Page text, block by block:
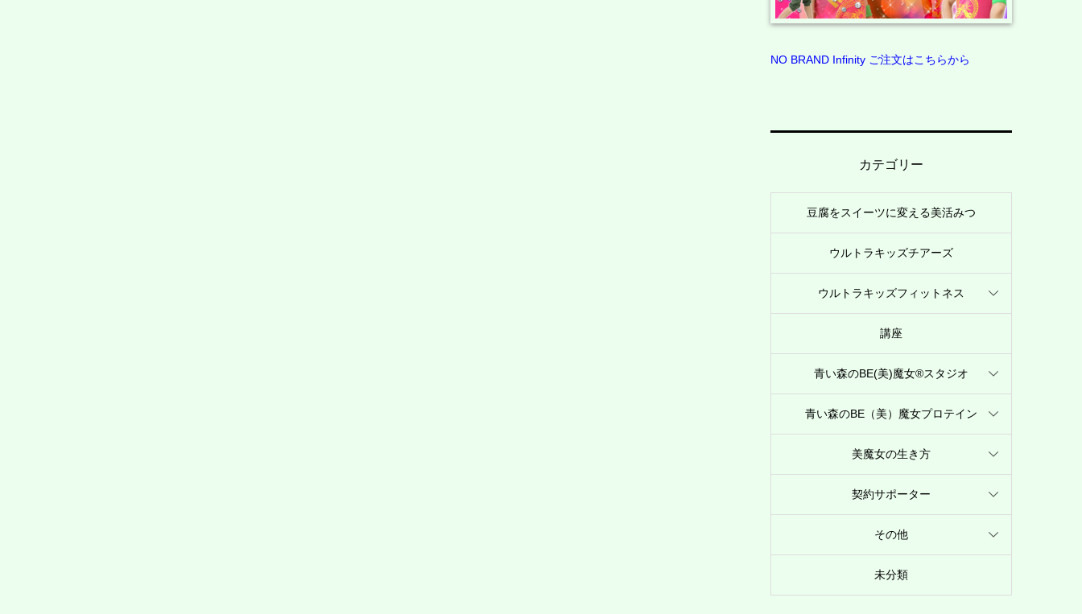
NO BRAND Infinity ご注文はこちらから
カテゴリー
豆腐をスイーツに変える美活みつ
ウルトラキッズチアーズ
ウルトラキッズフィットネス
講座
青い森のBE(美)魔女®︎スタジオ
青い森のBE（美）魔女プロテイン
美魔女の生き方
契約サポーター
その他
未分類